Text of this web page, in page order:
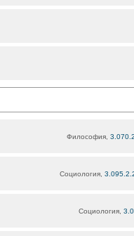
Философия,
Социология,
Социология,